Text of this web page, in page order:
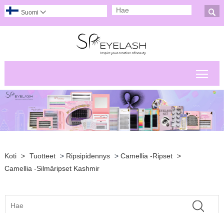

Suomi 
Koti > Tuotteet > Ripsipidennys > Camellia -ripset >
Camellia -silmäripset Kashmir